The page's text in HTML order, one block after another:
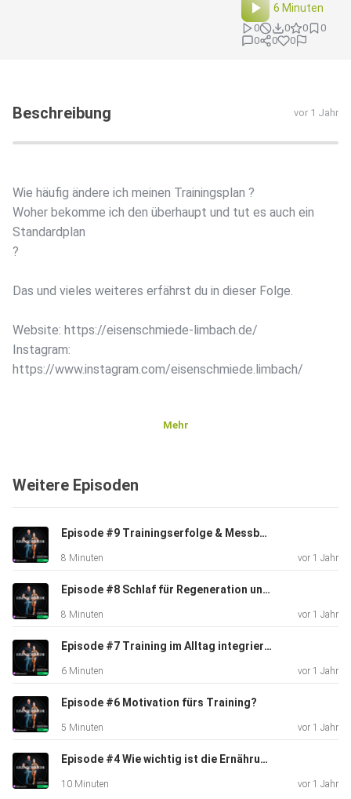
6 Minuten
0 0 0
0
0
0 0
Beschreibung vor 1 Jahr
Wie häufig ändere ich meinen Trainingsplan ?
Woher bekomme ich den überhaupt und tut es auch ein
Standardplan
?
Das und vieles weiteres erfährst du in dieser Folge.
Website: https://eisenschmiede-limbach.de/
Instagram:
https://www.instagram.com/eisenschmiede.limbach/
Mehr
Weitere Episoden
Episode #9 Trainingserfolge & Messbarkeit
8 Minuten vor 1 Jahr
Episode #8 Schlaf für Regeneration und Muskelaufbau
8 Minuten vor 1 Jahr
Episode #7 Training im Alltag integrieren & Trainingspartner
6 Minuten vor 1 Jahr
Episode #6 Motivation fürs Training?
5 Minuten vor 1 Jahr
Episode #4 Wie wichtig ist die Ernährung ?
10 Minuten vor 1 Jahr